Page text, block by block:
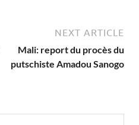
NEXT ARTICLE
Mali: report du procès du
putschiste Amadou Sanogo